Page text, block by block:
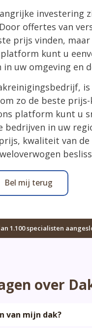
investering
offertes van
prijs vinden,
kunt u
uw omgeving en
zo de beste
platform kunt u
in uw
kwaliteit van
Bel mij terug
1.100 specialisten
over
van mijn dak?